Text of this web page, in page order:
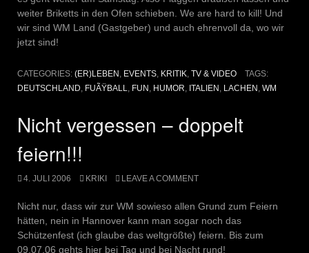
weiter Briketts in den Ofen schieben. We are hard to kill! Und
wir sind WM Land (Gastgeber) und auch ehrenvoll da, wo wir
jetzt sind!
CATEGORIES: (ER)LEBEN , EVENTS, KRITIK, TV & VIDEO
TAGS:
DEUTSCHLAND, FUÃŸBALL, FUN , HUMOR, ITALIEN , LACHEN , WM
Nicht vergessen – doppelt
feiern!!!
4. JULI 2006 KRIKI LEAVE A COMMENT
Nicht nur, dass wir zur WM sowieso allen Grund zum Feiern
hätten, nein in Hannover kann man sogar noch das
Schützenfest (ich glaube das weltgrößte) feiern. Bis zum
09.07.06 gehts hier bei Tag und bei Nacht rund!